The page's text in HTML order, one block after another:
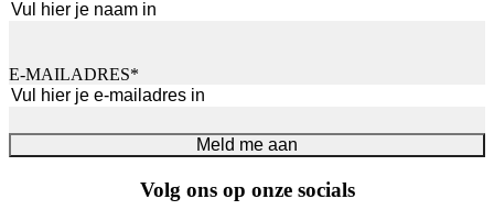
E-MAILADRES*
Meld me aan
Volg ons op onze socials